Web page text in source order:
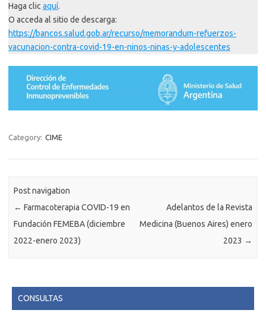
Haga clic aquí.
O acceda al sitio de descarga:
https://bancos.salud.gob.ar/recurso/memorandum-refuerzos-
vacunacion-contra-covid-19-en-ninos-ninas-y-adolescentes
Category: CIME
Post navigation
← Farmacoterapia COVID-19 en
Fundación FEMEBA (diciembre
2022-enero 2023)
Adelantos de la Revista
Medicina (Buenos Aires) enero
2023 →
CONSULTAS